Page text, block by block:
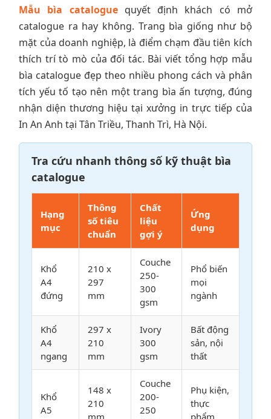
Mẫu bìa cataloguequyết định khách có mở
catalogue ra hay không. Trang bìa giống như bộ
mặt của doanh nghiệp, là điểm chạm đầu tiên kích
thích trí tò mò của đối tác. Bài viết tổng hợp mẫu
bìa catalogue đẹp theo nhiều phong cách và phân
tích yếu tố tạo nên một trang bìa ấn tượng, đúng
nhận diện thương hiệu tại xưởng in trực tiếp của
In An Anh tại Tân Triều, Thanh Trì, Hà Nội.
Tra cứu nhanh thông số kỹ thuật bìa
catalogue
Hạng
mục
Thông
số tiêu
chuẩn
Chất
liệu
gợi ý
Ứng
dụng
Khổ
A4
đứng
210 x
297
mm
Couche
250-
300
gsm
Phổ biến
mọi
ngành
Khổ
A4
ngang
297 x
210
mm
Ivory
300
gsm
Bất động
sản, nội
thất
Khổ
A5
148 x
210
Couche
200-
250
Phụ kiện,
thực